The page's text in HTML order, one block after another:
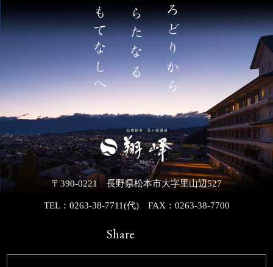
〒390-0221 長野県松本市大字里山辺527
TEL：0263-38-7711(代)FAX：0263-38-7700
Share